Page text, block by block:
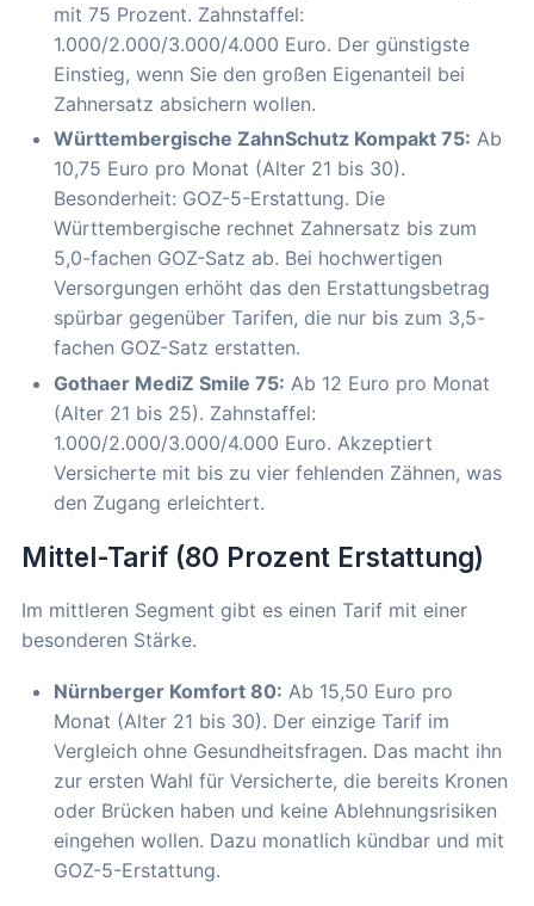
mit 75 Prozent. Zahnstaffel:
1.000/2.000/3.000/4.000 Euro. Der günstigste
Einstieg, wenn Sie den großen Eigenanteil bei
Zahnersatz absichern wollen.
Württembergische ZahnSchutz Kompakt 75: Ab
10,75 Euro pro Monat (Alter 21 bis 30).
Besonderheit: GOZ-5-Erstattung. Die
Württembergische rechnet Zahnersatz bis zum
5,0-fachen GOZ-Satz ab. Bei hochwertigen
Versorgungen erhöht das den Erstattungsbetrag
spürbar gegenüber Tarifen, die nur bis zum 3,5-
fachen GOZ-Satz erstatten.
Gothaer MediZ Smile 75: Ab 12 Euro pro Monat
(Alter 21 bis 25). Zahnstaffel:
1.000/2.000/3.000/4.000 Euro. Akzeptiert
Versicherte mit bis zu vier fehlenden Zähnen, was
den Zugang erleichtert.
Mittel-Tarif (80 Prozent Erstattung)
Im mittleren Segment gibt es einen Tarif mit einer
besonderen Stärke.
Nürnberger Komfort 80: Ab 15,50 Euro pro
Monat (Alter 21 bis 30). Der einzige Tarif im
Vergleich ohne Gesundheitsfragen. Das macht ihn
zur ersten Wahl für Versicherte, die bereits Kronen
oder Brücken haben und keine Ablehnungsrisiken
eingehen wollen. Dazu monatlich kündbar und mit
GOZ-5-Erstattung.